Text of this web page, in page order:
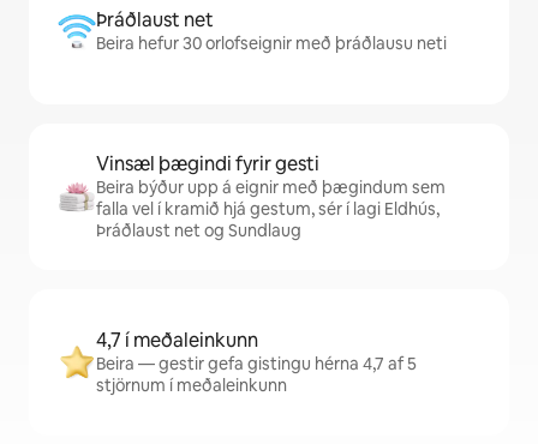
Þráðlaust net
Beira hefur 30 orlofseignir með þráðlausu neti
Vinsæl þægindi fyrir gesti
Beira býður upp á eignir með þægindum sem
falla vel í kramið hjá gestum, sér í lagi Eldhús,
Þráðlaust net og Sundlaug
4,7 í meðaleinkunn
Beira — gestir gefa gistingu hérna 4,7 af 5
stjörnum í meðaleinkunn